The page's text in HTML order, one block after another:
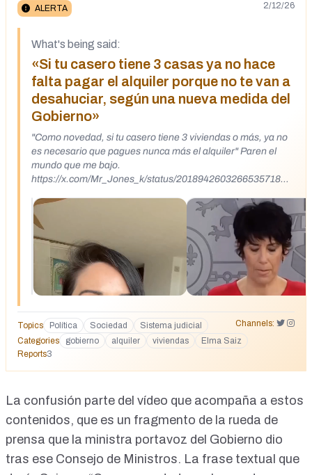
ALERTA 2/12/26
What's being said:
«Si tu casero tiene 3 casas ya no hace
falta pagar el alquiler porque no te van a
desahuciar, según una nueva medida del
Gobierno»
"Como novedad, si tu casero tiene 3 viviendas o más, ya no
es necesario que pagues nunca más el alquiler" Paren el
mundo que me bajo.
https://x.com/Mr_Jones_k/status/2018942603266535718
igsh=MTY3M2dlcjN1eWJjcQ%3D%3D
Topics Política Sociedad Sistema judicial
Channels:
Categories
gobierno alquiler viviendas
Elma Saiz
Reports3
La confusión parte del vídeo que acompaña a estos
contenidos, que es un fragmento de la rueda de
prensa que la ministra portavoz del Gobierno dio
tras ese Consejo de Ministros. La frase textual que